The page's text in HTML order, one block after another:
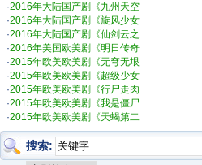
·2016年大陆国产剧《九州天空
·2016年大陆国产剧《旋风少女
·2016年大陆国产剧《仙剑云之
·2016年美国欧美剧《明日传奇
·2015年欧美欧美剧《无穹无垠
·2015年欧美欧美剧《超级少女
·2015年欧美欧美剧《行尸走肉
·2015年欧美欧美剧《我是僵尸
·2015年欧美欧美剧《天蝎第二
搜索: